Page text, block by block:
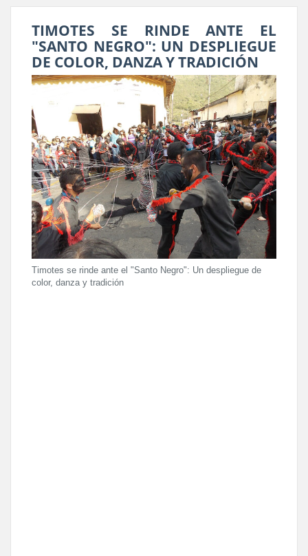
TIMOTES SE RINDE ANTE EL
"SANTO NEGRO": UN DESPLIEGUE
DE COLOR, DANZA Y TRADICIÓN
Timotes se rinde ante el "Santo Negro": Un despliegue de
color, danza y tradición